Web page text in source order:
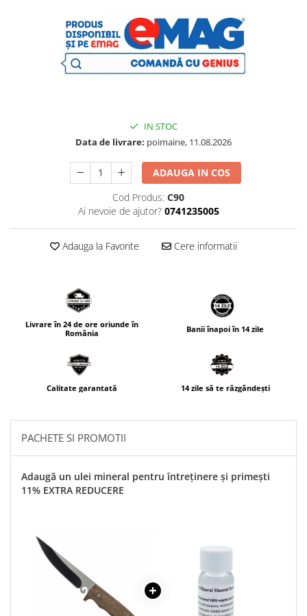
IN STOC
Data de livrare: poimaine, 11.08.2026
ADAUGA IN COS
Cod Produs: C90
Ai nevoie de ajutor? 0741235005
Adauga la Favorite Cere informatii
Livrare în 24 de ore oriunde în
România
Banii înapoi în 14 zile
Calitate garantată 14 zile să te răzgândești
PACHETE SI PROMOTII
Adaugă un ulei mineral pentru întreținere și primești
11% EXTRA REDUCERE